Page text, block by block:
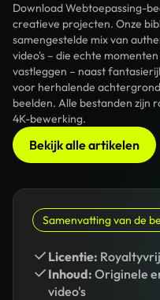
Download Webtoepassing-
creatieve projecten. Onze
samengestelde mix van
video's – die echte
vastleggen – naast
voor herhalende
beelden. Alle bestanden zijn
4K-bewerking.
Bekijk alle artikelen
Samenvatting van de
Licentie:
Inhoud: Originele
video's